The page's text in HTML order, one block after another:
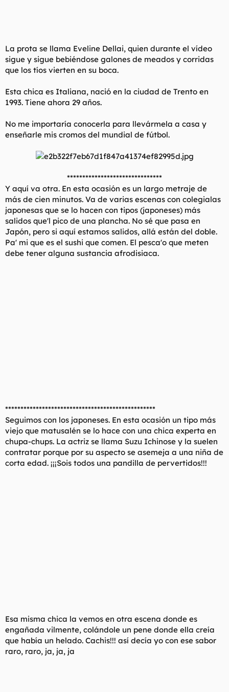
La prota se llama Eveline Dellai, quien durante el vídeo
sigue y sigue bebiéndose galones de meados y corridas
que los tíos vierten en su boca.
Esta chica es Italiana, nació en la ciudad de Trento en
1993. Tiene ahora 29 años.
No me importaría conocerla para llevármela a casa y
enseñarle mis cromos del mundial de fútbol.
*******************************​
Y aquí va otra. En esta ocasión es un largo metraje de
más de cien minutos. Va de varias escenas con colegialas
japonesas que se lo hacen con tipos (japoneses) más
salidos que'l pico de una plancha. No sé que pasa en
Japón, pero si aquí estamos salidos, allá están del doble.
Pa' mi que es el sushi que comen. El pesca'o que meten
debe tener alguna sustancia afrodisiaca.
*************************************************
Seguimos con los japoneses. En esta ocasión un tipo más
viejo que matusalén se lo hace con una chica experta en
chupa-chups. La actriz se llama Suzu Ichinose y la suelen
contratar porque por su aspecto se asemeja a una niña de
corta edad. ¡¡¡Sois todos una pandilla de pervertidos!!!
Esa misma chica la vemos en otra escena donde es
engañada vilmente, colándole un pene donde ella creía
que había un helado. Cachis!!! así decía yo con ese sabor
raro, raro, ja, ja, ja